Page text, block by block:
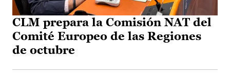
CLM prepara la Comisión NAT del
Comité Europeo de las Regiones
de octubre